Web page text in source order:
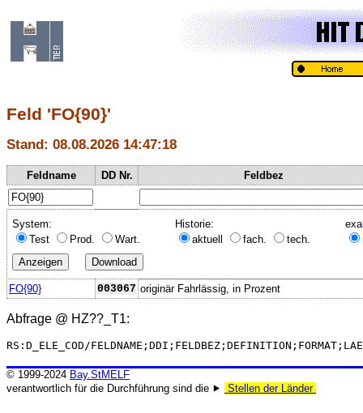
Feld 'FO{90}'
Stand: 08.08.2026 14:47:18
Feldname DD Nr. Feldbez
System:
Test
Prod. Wart.
Historie:
aktuell
fach. tech.
FO{90} 003067 originär Fahrlässig, in Prozent
Abfrage @ HZ??_T1:
RS:D_ELE_COD/
© 1999-2024 Bay.StMELF
verantwortlich für die Durchführung sind die ⯈
Stellen der Länder